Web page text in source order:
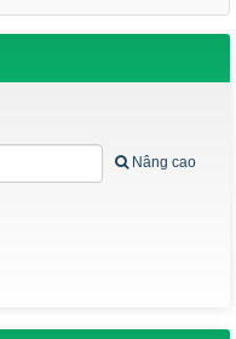
Nâng cao